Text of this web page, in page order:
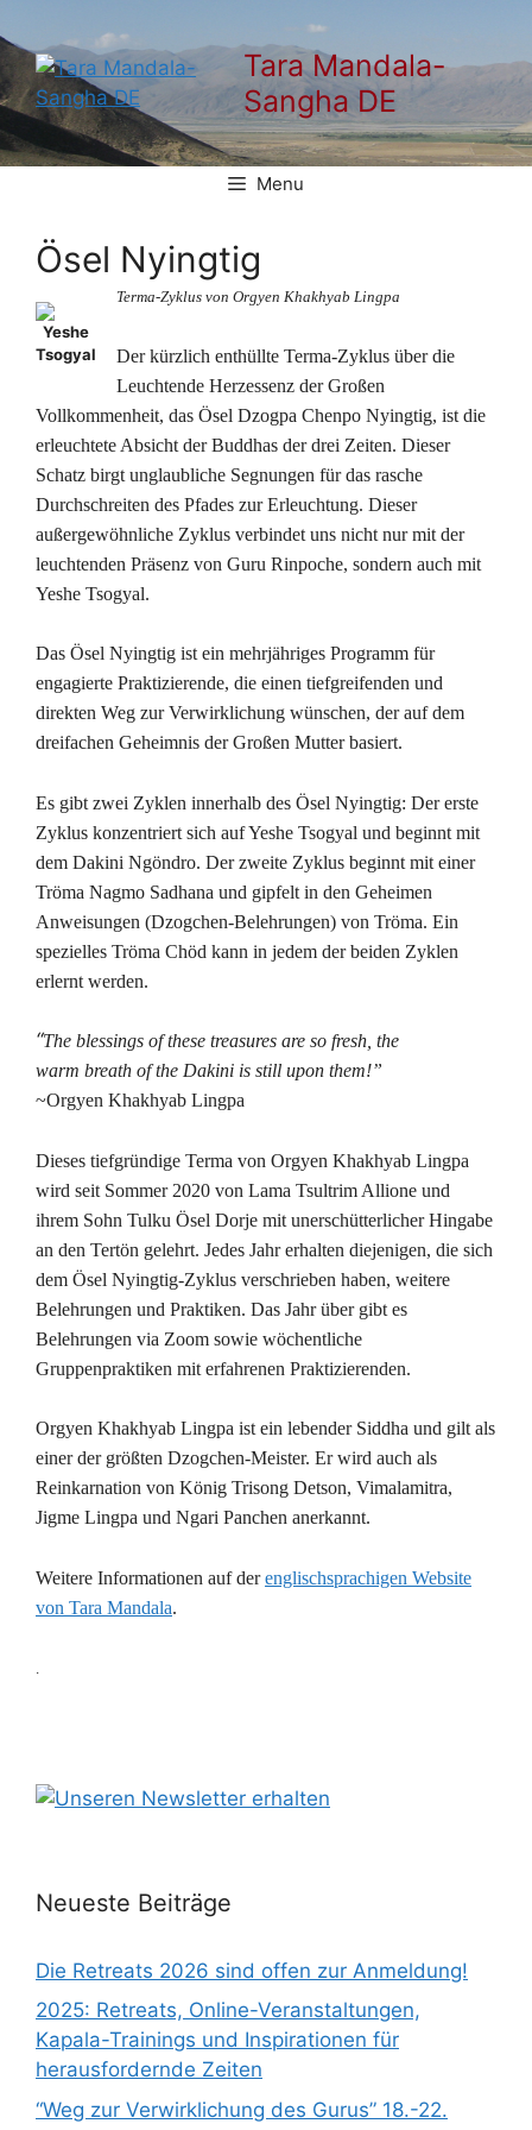
Inhalt
springen
Tara Mandala-
Sangha DE
Menu
Ösel Nyingtig
Yeshe
Tsogyal
Terma-Zyklus von Orgyen Khakhyab Lingpa
Der kürzlich enthüllte Terma-Zyklus über die
Leuchtende Herzessenz der Großen
Vollkommenheit, das Ösel Dzogpa Chenpo Nyingtig, ist die
erleuchtete Absicht der Buddhas der drei Zeiten. Dieser
Schatz birgt unglaubliche Segnungen für das rasche
Durchschreiten des Pfades zur Erleuchtung. Dieser
außergewöhnliche Zyklus verbindet uns nicht nur mit der
leuchtenden Präsenz von Guru Rinpoche, sondern auch mit
Yeshe Tsogyal.
Das Ösel Nyingtig ist ein mehrjähriges Programm für
engagierte Praktizierende, die einen tiefgreifenden und
direkten Weg zur Verwirklichung wünschen, der auf dem
dreifachen Geheimnis der Großen Mutter basiert.
Es gibt zwei Zyklen innerhalb des Ösel Nyingtig: Der erste
Zyklus konzentriert sich auf Yeshe Tsogyal und beginnt mit
dem Dakini Ngöndro. Der zweite Zyklus beginnt mit einer
Tröma Nagmo Sadhana und gipfelt in den Geheimen
Anweisungen (Dzogchen-Belehrungen) von Tröma. Ein
spezielles Tröma Chöd kann in jedem der beiden Zyklen
erlernt werden.
“The blessings of these treasures are so fresh, the
warm breath of the Dakini is still upon them!”
~Orgyen Khakhyab Lingpa
Dieses tiefgründige Terma von Orgyen Khakhyab Lingpa
wird seit Sommer 2020 von Lama Tsultrim Allione und
ihrem Sohn Tulku Ösel Dorje mit unerschütterlicher Hingabe
an den Tertön gelehrt. Jedes Jahr erhalten diejenigen, die sich
dem Ösel Nyingtig-Zyklus verschrieben haben, weitere
Belehrungen und Praktiken. Das Jahr über gibt es
Belehrungen via Zoom sowie wöchentliche
Gruppenpraktiken mit erfahrenen Praktizierenden.
Orgyen Khakhyab Lingpa ist ein lebender Siddha und gilt als
einer der größten Dzogchen-Meister. Er wird auch als
Reinkarnation von König Trisong Detson, Vimalamitra,
Jigme Lingpa und Ngari Panchen anerkannt.
Weitere Informationen auf derenglischsprachigen Website
von Tara Mandala.
.
Neueste Beiträge
Die Retreats 2026 sind offen zur Anmeldung!
2025: Retreats, Online-Veranstaltungen,
Kapala-Trainings und Inspirationen für
herausfordernde Zeiten
“Weg zur Verwirklichung des Gurus” 18.-22.